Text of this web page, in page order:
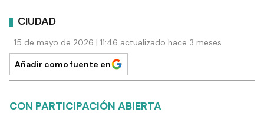
CIUDAD
15 de mayo de 2026 | 11:46 actualizado hace 3 meses
Añadir como fuente en
CON PARTICIPACIÓN ABIERTA